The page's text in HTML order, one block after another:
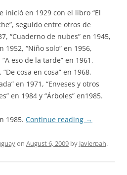
inició en 1929 con el libro “El
seguido entre otros de
“Cuaderno de nubes” en 1945,
1952, “Niño solo” en 1956,
eso de la tarde” en 1961,
cosa en cosa” en 1968,
en 1971, “Enveses y otros
en 1984 y “Árboles” en1985.
1985. Continue reading →
on August 6, 2009 by Javierpah.